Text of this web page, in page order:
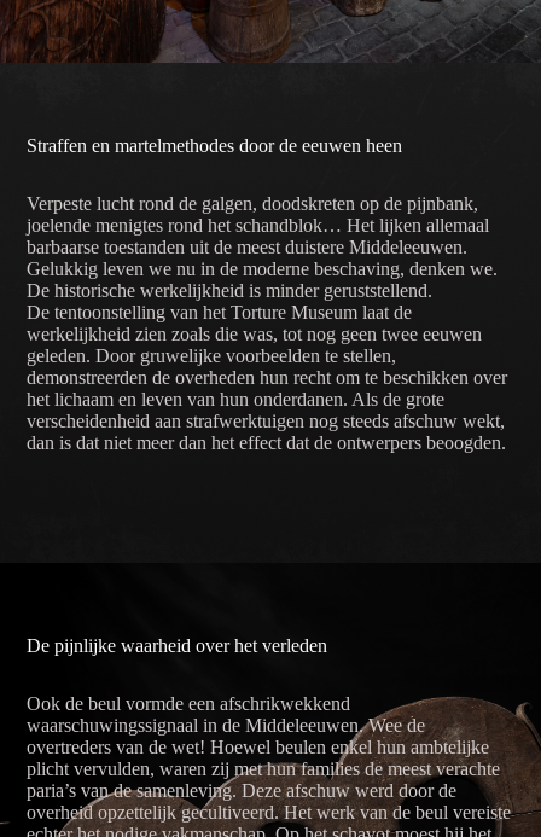
Straffen en martelmethodes door de eeuwen heen
Verpeste lucht rond de galgen, doodskreten op de pijnbank,
joelende menigtes rond het schandblok… Het lijken allemaal
barbaarse toestanden uit de meest duistere Middeleeuwen.
Gelukkig leven we nu in de moderne beschaving, denken we.
De historische werkelijkheid is minder geruststellend.
De tentoonstelling van het Torture Museum laat de
werkelijkheid zien zoals die was, tot nog geen twee eeuwen
geleden. Door gruwelijke voorbeelden te stellen,
demonstreerden de overheden hun recht om te beschikken over
het lichaam en leven van hun onderdanen. Als de grote
verscheidenheid aan strafwerktuigen nog steeds afschuw wekt,
dan is dat niet meer dan het effect dat de ontwerpers beoogden.
De pijnlijke waarheid over het verleden
Ook de beul vormde een afschrikwekkend
waarschuwingssignaal in de Middeleeuwen. Wee de
overtreders van de wet! Hoewel beulen enkel hun ambtelijke
plicht vervulden, waren zij met hun families de meest verachte
paria’s van de samenleving. Deze afschuw werd door de
overheid opzettelijk gecultiveerd. Het werk van de beul vereiste